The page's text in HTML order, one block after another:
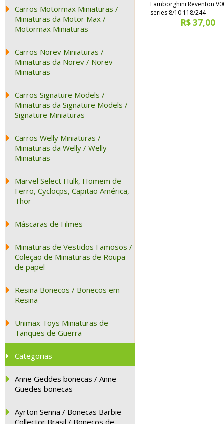
Carros Motormax Miniaturas /
Miniaturas da Motor Max /
Motormax Miniaturas
Carros Norev Miniaturas /
Miniaturas da Norev / Norev
Miniaturas
Carros Signature Models /
Miniaturas da Signature Models /
Signature Miniaturas
Carros Welly Miniaturas /
Miniaturas da Welly / Welly
Miniaturas
Marvel Select Hulk, Homem de
Ferro, Cyclocps, Capitão América,
Thor
Máscaras de Filmes
Miniaturas de Vestidos Famosos /
Coleção de Miniaturas de Roupa
de papel
Resina Bonecos / Bonecos em
Resina
Unimax Toys Miniaturas de
Tanques de Guerra
Categorias
Anne Geddes bonecas / Anne
Guedes bonecas
Ayrton Senna / Bonecas Barbie
Collector Brasil / Bonecos de
Lamborghini Reventon
series 8/10 118/244
R$ 37,00